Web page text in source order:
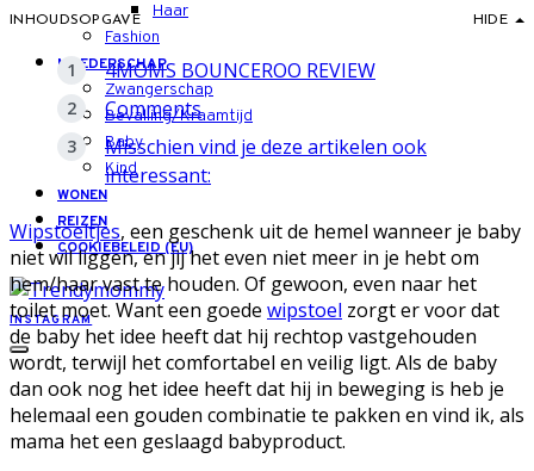
Haar
Fashion
MOEDERSCHAP
Zwangerschap
Bevalling/Kraamtijd
Baby
Kind
WONEN
REIZEN
COOKIEBELEID (EU)
INSTAGRAM
INHOUDSOPGAVE HIDE
4MOMS BOUNCEROO REVIEW
Comments
Misschien vind je deze artikelen ook
interessant:
Wipstoeltjes, een geschenk uit de hemel wanneer je baby
niet wil liggen, en jij het even niet meer in je hebt om
hem/haar vast te houden. Of gewoon, even naar het
toilet moet. Want een goede wipstoel zorgt er voor dat
de baby het idee heeft dat hij rechtop vastgehouden
wordt, terwijl het comfortabel en veilig ligt. Als de baby
dan ook nog het idee heeft dat hij in beweging is heb je
helemaal een gouden combinatie te pakken en vind ik, als
mama het een geslaagd babyproduct.